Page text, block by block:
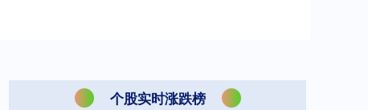
个股实时涨跌榜